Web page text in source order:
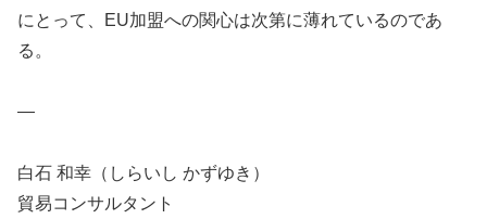
にとって、EU加盟への関心は次第に薄れているのであ
る。
—
白石 和幸（しらいし かずゆき）
貿易コンサルタント